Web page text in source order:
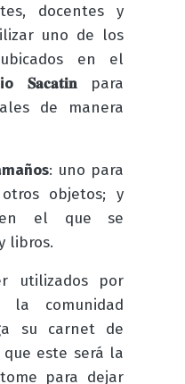
docentes y
uno de los
en el
𝐒𝐚𝐜𝐚𝐭𝐢𝐧
para
de manera
: uno para
objetos; y
en el que se
libros.
utilizados por
la comunidad
su carnet de
que este será la
para dejar